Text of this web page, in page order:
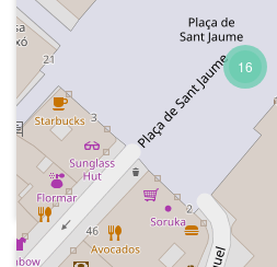
16
2025-11-16
Cadena COPE
Hora, equip,
dels components
anuncia que
del programa
sumari de
contactar amb